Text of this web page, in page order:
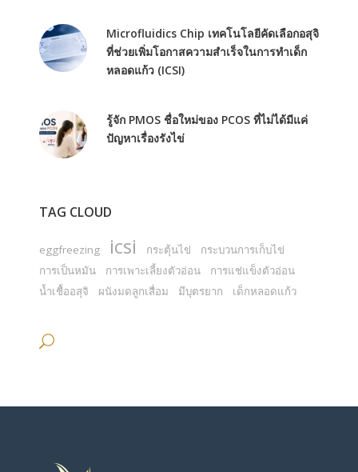
Microfluidics Chip เทคโนโลยีคัดเลือกอสุจิ
ที่ช่วยเพิ่มโอกาสความสำเร็จในการทำเด็ก
หลอดแก้ว (ICSI)
รู้จัก PMOS ชื่อใหม่ของ PCOS ที่ไม่ได้มีแค่
ปัญหาเรื่องรังไข่
TAG CLOUD
eggfreezing icsi กระตุ้นไข่
กระบวนการเก็บไข่
การเป็นหมัน
การเพาะเลี้ยงตัวอ่อน
การแช่แข็งตัวอ่อน
น้ำเชื้ออสุจิ
ผนังมดลูกเสื่อม มีบุตรยาก เด็กหลอดแก้ว